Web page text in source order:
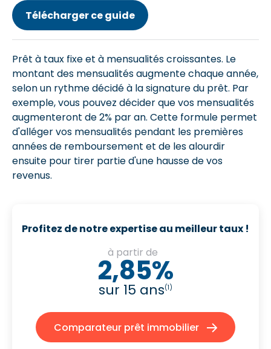
Télécharger ce guide
Prêt à taux fixe et à mensualités croissantes. Le
montant des mensualités augmente chaque année,
selon un rythme décidé à la signature du prêt. Par
exemple, vous pouvez décider que vos mensualités
augmenteront de 2% par an. Cette formule permet
d'alléger vos mensualités pendant les premières
années de remboursement et de les alourdir
ensuite pour tirer partie d'une hausse de vos
revenus.
Profitez de notre expertise au meilleur taux !
à partir de
2,85%
sur 15 ans(1)
Comparateur prêt immobilier